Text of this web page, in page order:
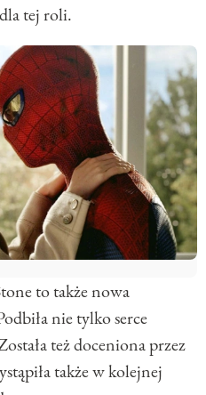
tej roli.
to także nowa
nie tylko serce
też doceniona przez
także w kolejnej